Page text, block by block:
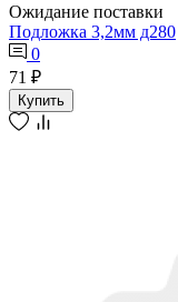
Ожидание поставки
Подложка 3,2мм д280
0
71 ₽
Купить